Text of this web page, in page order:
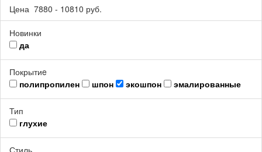
Цена 7880 - 10810 руб.
Новинки
да
Покрытиe
полипропилен
шпон экошпон эмалированные
Тип
глухие
Стиль